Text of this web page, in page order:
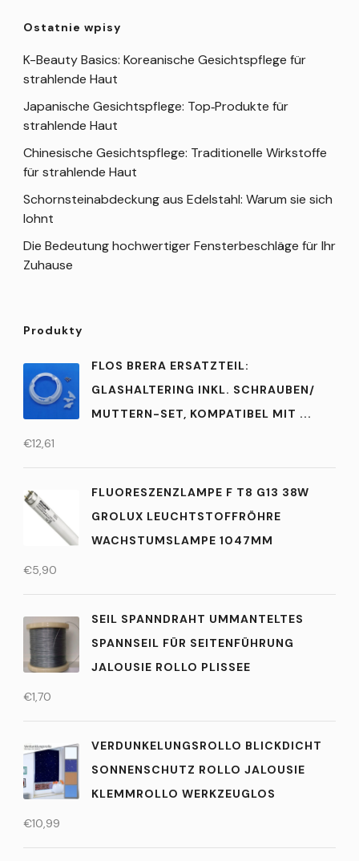
Ostatnie wpisy
K-Beauty Basics: Koreanische Gesichtspflege für
strahlende Haut
Japanische Gesichtspflege: Top‑Produkte für
strahlende Haut
Chinesische Gesichtspflege: Traditionelle Wirkstoffe
für strahlende Haut
Schornsteinabdeckung aus Edelstahl: Warum sie sich
lohnt
Die Bedeutung hochwertiger Fensterbeschläge für Ihr
Zuhause
Produkty
FLOS BRERA ERSATZTEIL:
GLASHALTERING INKL. SCHRAUBEN/
MUTTERN-SET, KOMPATIBEL MIT ...
€12,61
FLUORESZENZLAMPE F T8 G13 38W
GROLUX LEUCHTSTOFFRÖHRE
WACHSTUMSLAMPE 1047MM
€5,90
SEIL SPANNDRAHT UMMANTELTES
SPANNSEIL FÜR SEITENFÜHRUNG
JALOUSIE ROLLO PLISSEE
€1,70
VERDUNKELUNGSROLLO BLICKDICHT
SONNENSCHUTZ ROLLO JALOUSIE
KLEMMROLLO WERKZEUGLOS
€10,99